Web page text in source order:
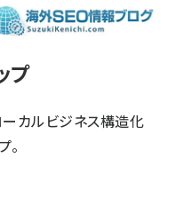
プ
カルビジネス構造化
。